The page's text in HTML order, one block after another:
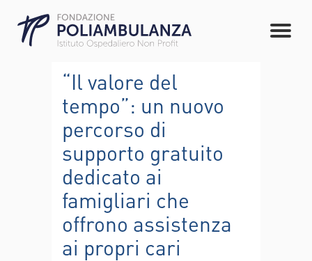
“Il valore del
tempo”: un nuovo
percorso di
supporto gratuito
dedicato ai
famigliari che
offrono assistenza
ai propri cari